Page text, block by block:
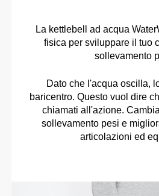
La kettlebell ad acqua
fisica per sviluppare il tuo
sollevamento
Dato che l'acqua oscilla,
baricentro. Questo vuol dire
chiamati all'azione.
sollevamento pesi e
articolazioni ed